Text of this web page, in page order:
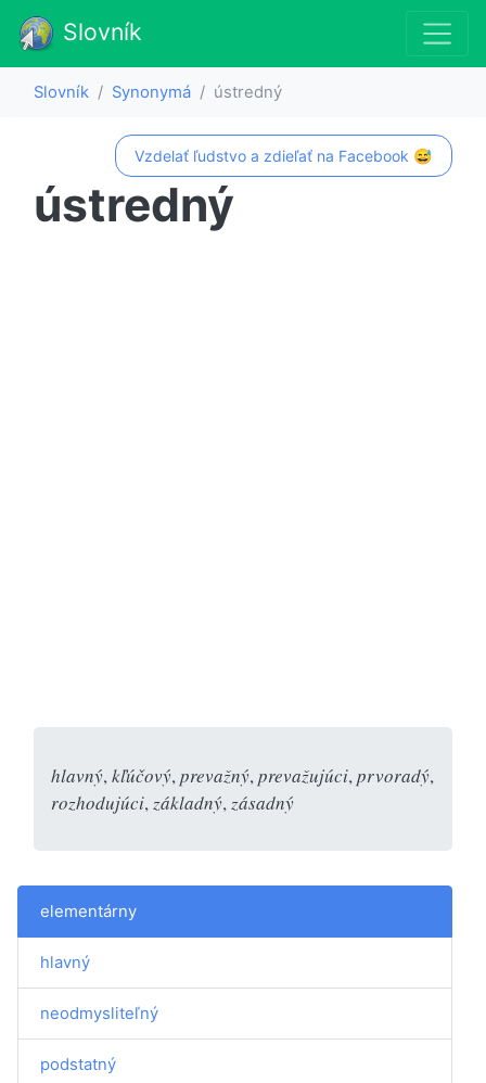
Slovník
Slovník Synonymá ústredný
Vzdelať ľudstvo a zdieľať na Facebook 😅
ústredný
hlavný, kľúčový, prevažný, prevažujúci, prvoradý,
rozhodujúci, základný, zásadný
elementárny
hlavný
neodmysliteľný
podstatný